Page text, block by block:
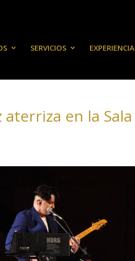
SERVICIOS EXPERIENCIA
en la Sala